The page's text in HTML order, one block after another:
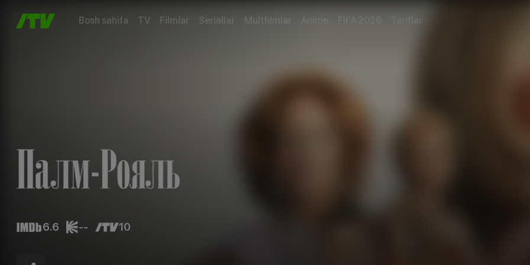
Bosh sahifa TV Filmlar Seriallar Multfilmlar Tariflar
6.6 -- 10